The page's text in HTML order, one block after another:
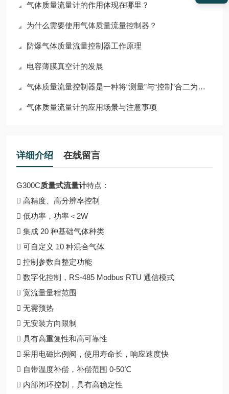
气体质量流量计的作用体现在哪里？
为什么需要使用气体质量流量控制器？
防爆气体质量流量控制器工作原理
电容薄膜真空计的发展
气体质量流量控制器是一种将“测量”与“控制”合二为一的仪器
气体质量流量计的应用场景与注意事项
详细介绍 在线留言
G300C质量式流量计特点：
 高精度、高分辨率控制
 低功率，功率＜2W
 集成 20 种基础气体种类
 可自定义 10 种混合气体
 控制参数自整定功能
 数字化控制，RS-485 Modbus RTU 通信模式
 宽流量量程范围
 无需预热
 无安装方向限制
 具有高重复性和高可靠性
 采用电磁比例阀，使用寿命长，响应速度快
 自带温度补偿，补偿范围 0-50℃
 内部闭环控制，具有高稳定性